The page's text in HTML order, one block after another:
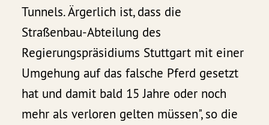
Tunnels. Ärgerlich ist, dass die
Straßenbau-Abteilung des
Regierungspräsidiums Stuttgart mit einer
Umgehung auf das falsche Pferd gesetzt
hat und damit bald 15 Jahre oder noch
mehr als verloren gelten müssen", so die